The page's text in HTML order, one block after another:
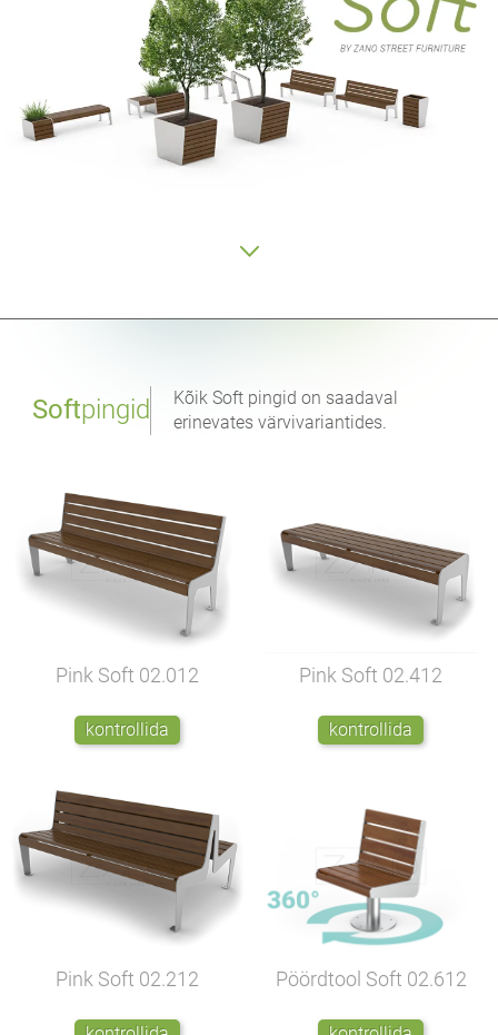
Softpingid
Kõik Soft pingid on saadaval
erinevates värvivariantides.
Pink Soft 02.012
kontrollida
Pink Soft 02.412
kontrollida
Pink Soft 02.212 Pöördtool Soft 02.612